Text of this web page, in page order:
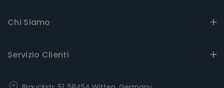
Chi Siamo
Servizio Clienti